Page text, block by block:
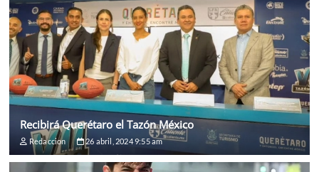
Recibirá Querétaro el Tazón México
Redaccion 26 abril, 2024 9:55 am